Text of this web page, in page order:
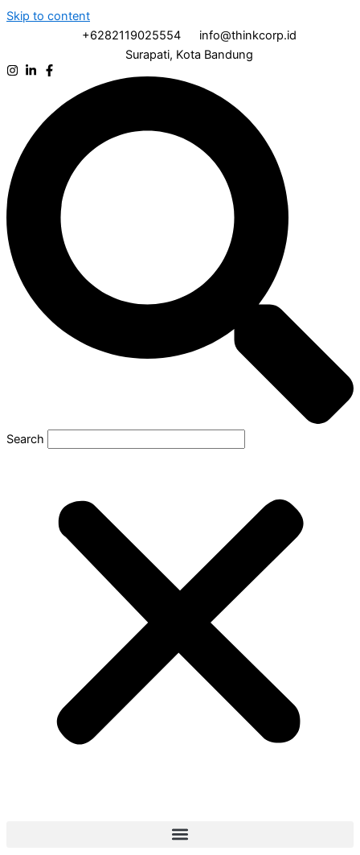
Skip to content
+6282119025554
info@thinkcorp.id
Surapati, Kota Bandung
Search